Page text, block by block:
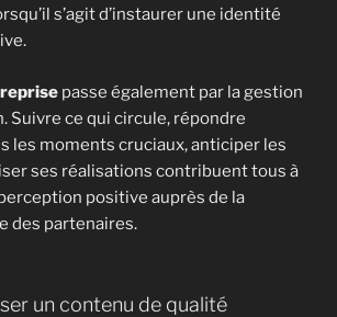
s’agit d’instaurer une identité
passe également par la gestion
Suivre ce qui circule, répondre
les moments cruciaux, anticiper les
ses réalisations contribuent tous à
positive auprès de la
des partenaires.
un contenu de qualité